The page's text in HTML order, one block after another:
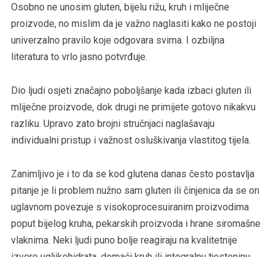
Osobno ne unosim gluten, bijelu rižu, kruh i mliječne
proizvode, no mislim da je važno naglasiti kako ne postoji
univerzalno pravilo koje odgovara svima. I ozbiljna
literatura to vrlo jasno potvrđuje.
Dio ljudi osjeti značajno poboljšanje kada izbaci gluten ili
mliječne proizvode, dok drugi ne primijete gotovo nikakvu
razliku. Upravo zato brojni stručnjaci naglašavaju
individualni pristup i važnost osluškivanja vlastitog tijela.
Zanimljivo je i to da se kod glutena danas često postavlja
pitanje je li problem nužno sam gluten ili činjenica da se on
uglavnom povezuje s visokoprocesuiranim proizvodima
poput bijelog kruha, pekarskih proizvoda i hrane siromašne
vlaknima. Neki ljudi puno bolje reagiraju na kvalitetnije